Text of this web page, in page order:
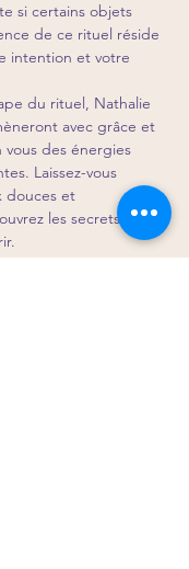
si certains objets
de ce rituel réside
intention et votre
du rituel, Nathalie
avec grâce et
vous des énergies
Laissez-vous
douces et
les secrets que